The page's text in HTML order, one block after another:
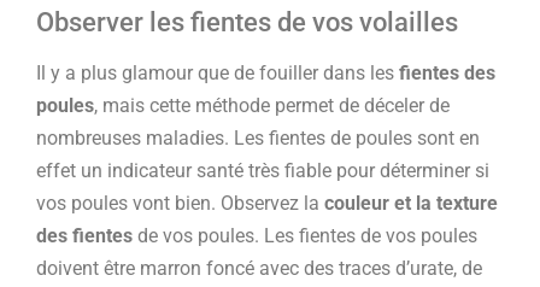
Observer les fientes de vos volailles
Il y a plus glamour que de fouiller dans les fientes des
poules, mais cette méthode permet de déceler de
nombreuses maladies. Les fientes de poules sont en
effet un indicateur santé très fiable pour déterminer si
vos poules vont bien. Observez la couleur et la texture
des fientes de vos poules. Les fientes de vos poules
doivent être marron foncé avec des traces d’urate, de